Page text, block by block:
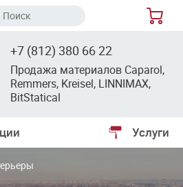
+7 (812) 380 66 22
Продажа материалов Caparol,
Remmers, Kreisel, LINNIMAX,
BitStatical
Услуги